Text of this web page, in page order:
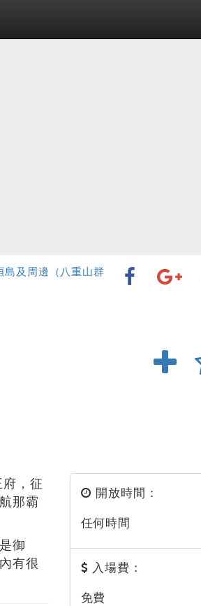
島及周邊（八重山群
，征
那霸
御
有很
開放時間：
任何時間
入場費：
免費